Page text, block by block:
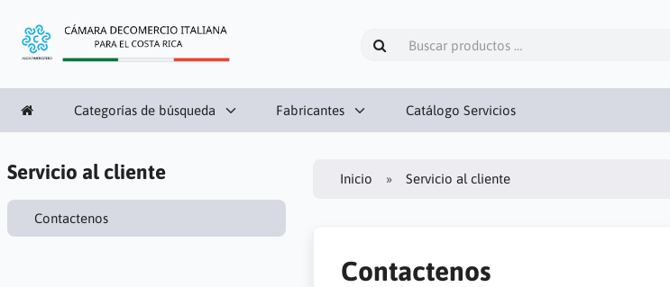
Categorías de búsqueda Fabricantes Catálogo Servicios
Servicio al cliente
Contactenos
Inicio Servicio al cliente
Contactenos